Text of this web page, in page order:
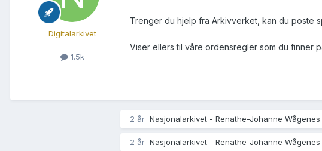
Digitalarkivet
1.5k
Trenger du hjelp fra Arkivverket, kan du poste
Viser ellers til våre ordensregler som du finner
2 år Nasjonalarkivet - Renathe-Johanne
2 år Nasjonalarkivet - Renathe-Johanne